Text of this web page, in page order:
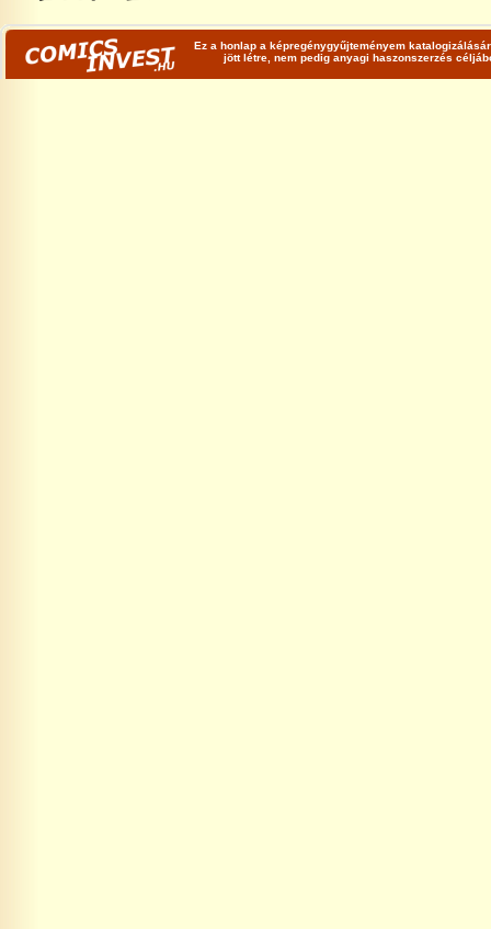
Ez a honlap a képregénygyűjteményem
jött létre, nem pedig anyagi haszonszerzés